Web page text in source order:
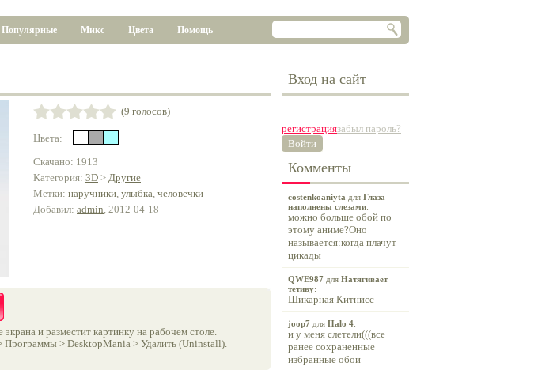
Популярные Микс Цвета Помощь
(9 голосов)
Цвета:
Скачано: 1913
Категория: 3D > Другие
Метки: наручники, улыбка, человечки
Добавил: admin, 2012-04-18
и разместит картинку на рабочем столе.
Программы > DesktopMania > Удалить (Uninstall).
Вход на сайт
регистрациязабыл пароль?
Войти
Комменты
costenkoaniyta для Глаза
наполнены слезами:
можно больше обой по
этому аниме?Оно
называется:когда плачут
цикады
QWE987 для Натягивает
тетиву:
Шикарная Китнисс
joop7 для Halo 4:
и у меня слетели(((все
ранее сохраненные
избранные обои